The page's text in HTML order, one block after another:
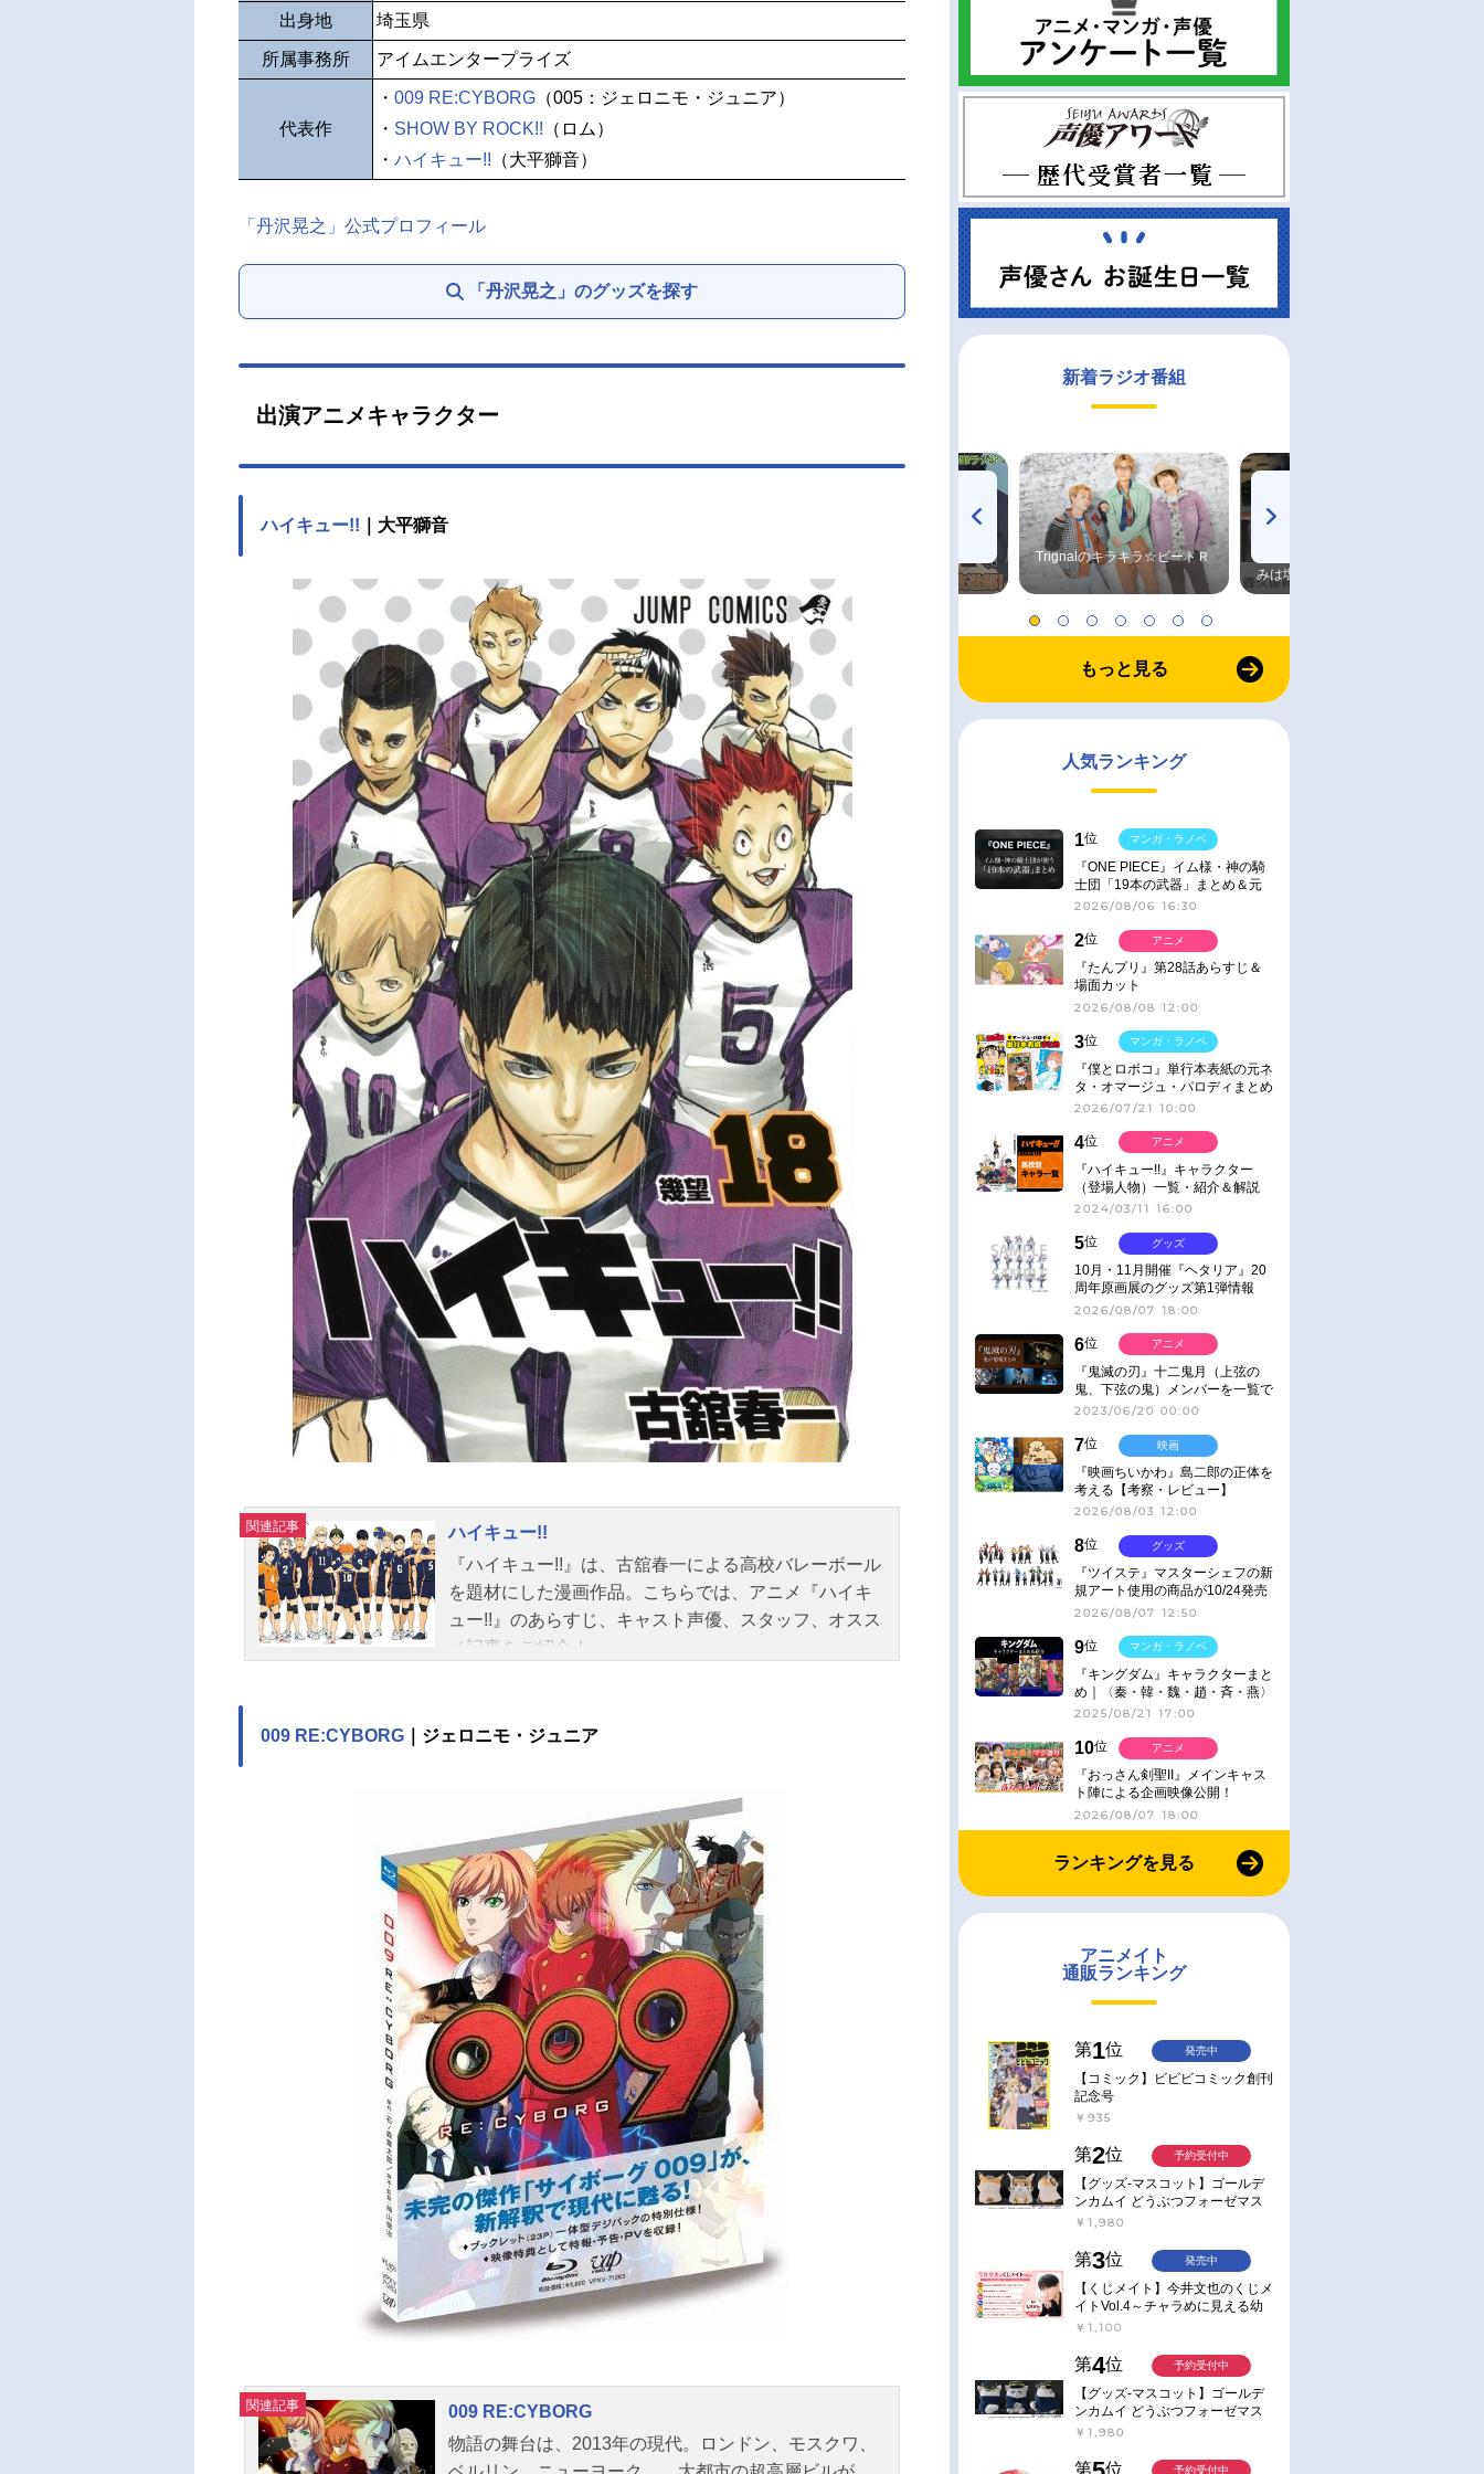
出身地 埼玉県
所属事務所 アイムエンタープライズ
代表作
・ 009 RE:CYBORG （005：ジェロニモ・ジュニア）
・ SHOW BY ROCK!! （ロム）
・ ハイキュー!! （大平獅音）
「丹沢晃之」公式プロフィール
「丹沢晃之」のグッズを探す
出演アニメキャラクター
ハイキュー!! ｜大平獅音
関連記事
ハイキュー!!
『ハイキュー!!』は、古舘春一による高校バレーボール
を題材にした漫画作品。こちらでは、アニメ『ハイキ
ュー!!』のあらすじ、キャスト声優、スタッフ、オスス
メ記事をご紹介！
009 RE:CYBORG ｜ジェロニモ・ジュニア
関連記事
009 RE:CYBORG
物語の舞台は、2013年の現代。ロンドン、モスクワ、
新着ラジオ番組
Trignalのキラキラ☆ビートＲ
みは塩だけ
もっと見る
人気ランキング
1位
『ONE PIECE』イム様・神の騎
士団「19本の武器」まとめ＆元
ネタ
2026/08/06 16:30
マンガ・ラノベ
2位
『たんプリ』第28話あらすじ＆
場面カット
2026/08/08 12:00
アニメ
3位
『僕とロボコ』単行本表紙の元ネ
タ・オマージュ・パロディまとめ
2026/07/21 10:00
マンガ・ラノベ
4位
『ハイキュー!!』キャラクター
（登場人物）一覧・紹介＆解説
2024/03/11 16:00
アニメ
5位
10月・11月開催『ヘタリア』20
周年原画展のグッズ第1弾情報
2026/08/07 18:00
グッズ
6位
『鬼滅の刃』十二鬼月（上弦の
鬼、下弦の鬼）メンバーを一覧で
紹介＆解説（登場鬼の情報まと
2023/06/20 00:00
アニメ
7位
『映画ちいかわ』島二郎の正体を
考える【考察・レビュー】
2026/08/03 12:00
映画
8位
『ツイステ』マスターシェフの新
規アート使用の商品が10/24発売
2026/08/07 12:50
グッズ
9位
『キングダム』キャラクターまと
め｜〈秦・韓・魏・趙・斉・燕〉
2025/08/21 17:00
マンガ・ラノベ
10位
『おっさん剣聖II』メインキャス
ト陣による企画映像公開！
2026/08/07 18:00
アニメ
ランキングを見る
アニメイト
通販ランキング
第1位
【コミック】ビビビコミック創刊
記念号
￥935
発売中
第2位
【グッズ-マスコット】ゴールデ
ンカムイ どうぶつフォーゼマス
コット 4.尾形百之助【再販】
￥1,980
予約受付中
第3位
【くじメイト】今井文也のくじメ
イトVol.4～チャラめに見える幼
馴染、実は一途で独占欲が強いん
￥1,100
発売中
第4位
【グッズ-マスコット】ゴールデ
ンカムイ どうぶつフォーゼマス
コット 5.月島軍曹【再販】
￥1,980
予約受付中
第 位 予約受付中